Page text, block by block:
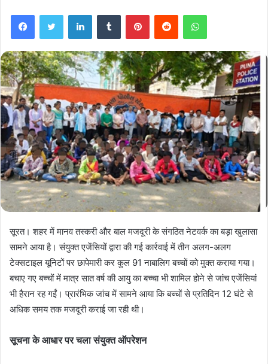
FacebookTwitter LinkedInTumblr PinterestReddit WhatsApp
सूरत। शहर में मानव तस्करी और बाल मजदूरी के संगठित नेटवर्क का बड़ा खुलासा
सामने आया है। संयुक्त एजेंसियों द्वारा की गई कार्रवाई में तीन अलग-अलग
टेक्सटाइल यूनिटों पर छापेमारी कर कुल 91 नाबालिग बच्चों को मुक्त कराया गया।
बचाए गए बच्चों में मात्र सात वर्ष की आयु का बच्चा भी शामिल होने से जांच एजेंसियां
भी हैरान रह गईं। प्रारंभिक जांच में सामने आया कि बच्चों से प्रतिदिन 12 घंटे से
अधिक समय तक मजदूरी कराई जा रही थी।
सूचना के आधार पर चला संयुक्त ऑपरेशन